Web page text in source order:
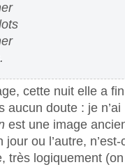
cette nuit elle a
aucun doute : je
est une image
ou l’autre,
très logiquement